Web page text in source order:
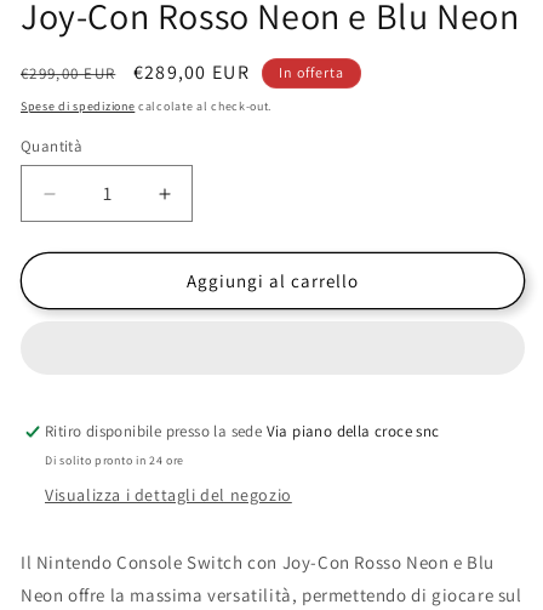
Joy-Con Rosso Neon e Blu Neon
Prezzo
di
€299,00 EUR
Prezzo
scontato
€289,00 EUR In offerta
Spese di spedizione calcolate al check-out.
Quantità
Diminuisci
quantità
per
Console
Rosso
Neon
e
Blu
Aumenta
quantità
per
Nintendo
Console
Rosso
Neon
e
Blu
Aggiungi al carrello
Ritiro disponibile presso la sede Via piano della croce snc
Di solito pronto in 24 ore
Visualizza i dettagli del negozio
Il Nintendo Console Switch con Joy-Con Rosso Neon e Blu
Neon offre la massima versatilità, permettendo di giocare sul